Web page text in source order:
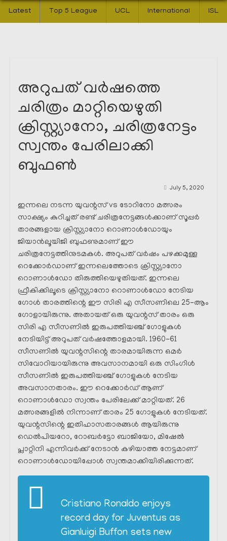
Latest Top 5 League UCL International ISL
അറുപത് വർഷത്തെ
ചരിത്രം മാറ്റിയെഴുതി
ക്രിസ്റ്റ്യാനോ, ചരിത്രനേട്ടം
സ്വന്തം പേരിലാക്കി
ബുഫൺ
July 5, 2020
ഇന്നലെ നടന്ന യുവന്റസ് vs ടോറിനോ മത്സരം
സാക്ഷ്യം കുറിച്ചത് രണ്ട് ചരിത്രനേട്ടങ്ങൾക്കാണ് സൂപ്പർ
താരങ്ങളായ ക്രിസ്റ്റ്യാനോ റൊണാൾഡോയും
ജിയാൻലൂയിജി ബുഫണുമാണ് ഈ
ചരിത്രനേട്ടത്തിനുടമകൾ. അറുപത് വർഷം പഴക്കമുള്ള
റെക്കോർഡാണ് ഇന്നലെത്തോടെ ക്രിസ്റ്റ്യാനോ
റൊണാൾഡോ തിരുത്തിയെഴുതിയത്. ഇന്നലെ
ഫ്രീകിക്കിലൂടെ ക്രിസ്റ്റ്യാനോ റൊണാൾഡോ നേടിയ
ഗോൾ താരത്തിന്റെ ഈ സിരി എ സീസണിലെ 25-ആം
ഗോളായിരുന്നു. അതായത് ഒരു യുവന്റസ് താരം ഒരു
സിരി എ സീസണിൽ ഇരുപത്തിയഞ്ച് ഗോളുകൾ
നേടിയിട്ട് അറുപത് വർഷത്തോളമായി. 1960-61
സീസണിൽ യുവന്റസിന്റെ താരമായിരുന്ന ഒമർ
സിവോറിയായിരുന്നു അവസാനമായി ഒരു സിംഗിൾ
സീസണിൽ ഇരുപത്തിയഞ്ച് ഗോളുകൾ നേടിയ
അവസാനതാരം. ഈ റെക്കോർഡ് ആണ്
റൊണാൾഡോ സ്വന്തം പേരിലേക്ക് മാറ്റിയത്. 26
മത്സരങ്ങളിൽ നിന്നാണ് താരം 25 ഗോളുകൾ നേടിയത്.
യുവന്റസിന്റെ ഇതിഹാസതാരങ്ങൾ ആയിരുന്നു
ഡെൽപിയറോ, റോബർട്ടോ ബാജിയോ, മിഷേൽ
പ്ലാറ്റിനി എന്നിവർക്ക് നേടാൻ കഴിയാത്ത നേട്ടമാണ്
റൊണാൾഡോയിപ്പോൾ സ്വന്തമാക്കിയിരിക്കുന്നത്.
Cristiano Ronaldo enjoys
record day for Juventus as
Gianluigi Buffon sets new